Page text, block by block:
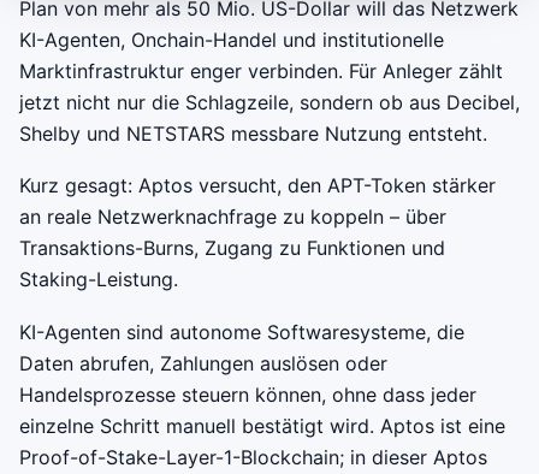
Plan von mehr als 50 Mio. US-Dollar will das Netzwerk
KI-Agenten, Onchain-Handel und institutionelle
Marktinfrastruktur enger verbinden. Für Anleger zählt
jetzt nicht nur die Schlagzeile, sondern ob aus Decibel,
Shelby und NETSTARS messbare Nutzung entsteht.
Kurz gesagt: Aptos versucht, den APT-Token stärker
an reale Netzwerknachfrage zu koppeln – über
Transaktions-Burns, Zugang zu Funktionen und
Staking-Leistung.
KI-Agenten sind autonome Softwaresysteme, die
Daten abrufen, Zahlungen auslösen oder
Handelsprozesse steuern können, ohne dass jeder
einzelne Schritt manuell bestätigt wird. Aptos ist eine
Proof-of-Stake-Layer-1-Blockchain; in dieser Aptos